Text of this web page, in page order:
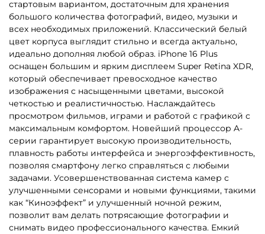
стартовым вариантом, достаточным для хранения
большого количества фотографий, видео, музыки и
всех необходимых приложений. Классический белый
цвет корпуса выглядит стильно и всегда актуально,
идеально дополняя любой образ. iPhone 16 Plus
оснащен большим и ярким дисплеем Super Retina XDR,
который обеспечивает превосходное качество
изображения с насыщенными цветами, высокой
четкостью и реалистичностью. Наслаждайтесь
просмотром фильмов, играми и работой с графикой с
максимальным комфортом. Новейший процессор A-
серии гарантирует высокую производительность,
плавность работы интерфейса и энергоэффективность,
позволяя смартфону легко справляться с любыми
задачами. Усовершенствованная система камер с
улучшенными сенсорами и новыми функциями, такими
как “Киноэффект” и улучшенный ночной режим,
позволит вам делать потрясающие фотографии и
снимать видео профессионального качества. Емкий